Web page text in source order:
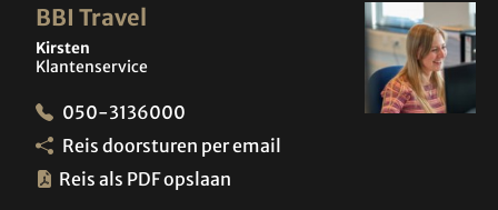
BBI Travel
Kirsten
Klantenservice
050-3136000
Reis doorsturen per email
Reis als PDF opslaan